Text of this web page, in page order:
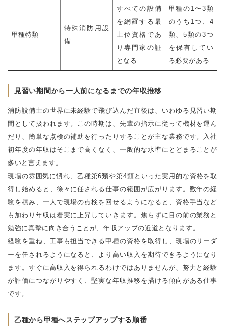
甲種特類
特殊消防用設
備
すべての設備
を網羅する最
上位資格であ
り専門家の証
となる
甲種の1〜3類
のうち1つ、4
類、5類の3つ
を保有してい
る必要がある
見習い期間から一人前になるまでの年収推移
消防設備士の世界に未経験で飛び込んだ直後は、いわゆる見習い期
間として扱われます。この時期は、先輩の指示に従って機材を運ん
だり、簡単な点検の補助を行ったりすることが主な業務です。入社
初年度の年収はそこまで高くなく、一般的な水準にとどまることが
多いと言えます。
現場の雰囲気に慣れ、乙種第6類や第4類といった実用的な資格を取
得し始めると、徐々に任される仕事の範囲が広がります。数年の経
験を積み、一人で現場の点検を回せるようになると、資格手当など
も加わり年収は着実に上昇していきます。焦らずに目の前の業務と
勉強に真摯に向き合うことが、年収アップの近道となります。
経験を重ね、工事も担当できる甲種の資格を取得し、現場のリーダ
ーを任されるようになると、より高い収入を期待できるようになり
ます。すぐに高収入を得られるわけではありませんが、努力と経験
が評価につながりやすく、堅実な年収推移を描ける傾向がある仕事
です。
乙種から甲種へステップアップする順番